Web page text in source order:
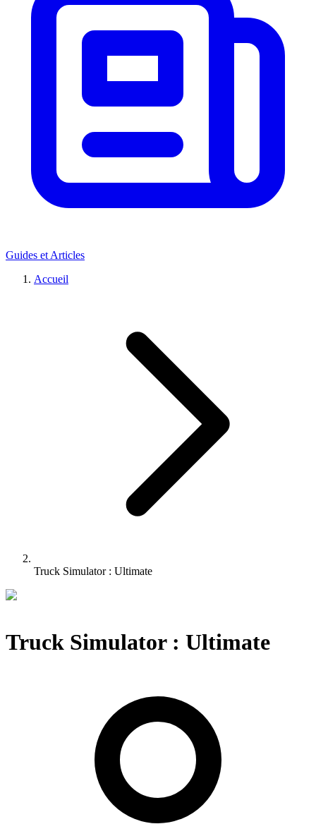
Guides et Articles
Accueil
Truck Simulator : Ultimate
Truck Simulator : Ultimate